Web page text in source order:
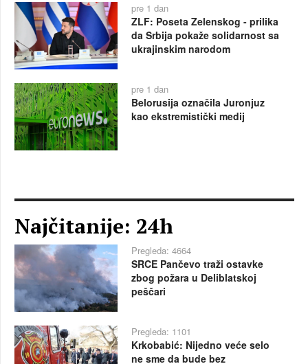
pre 1 dan
ZLF: Poseta Zelenskog - prilika
da Srbija pokaže solidarnost sa
ukrajinskim narodom
pre 1 dan
Belorusija označila Juronjuz
kao ekstremistički medij
Najčitanije: 24h
Pregleda: 4664
SRCE Pančevo traži ostavke
zbog požara u Deliblatskoj
peščari
Pregleda: 1101
Krkobabić: Nijedno veće selo
ne sme da bude bez